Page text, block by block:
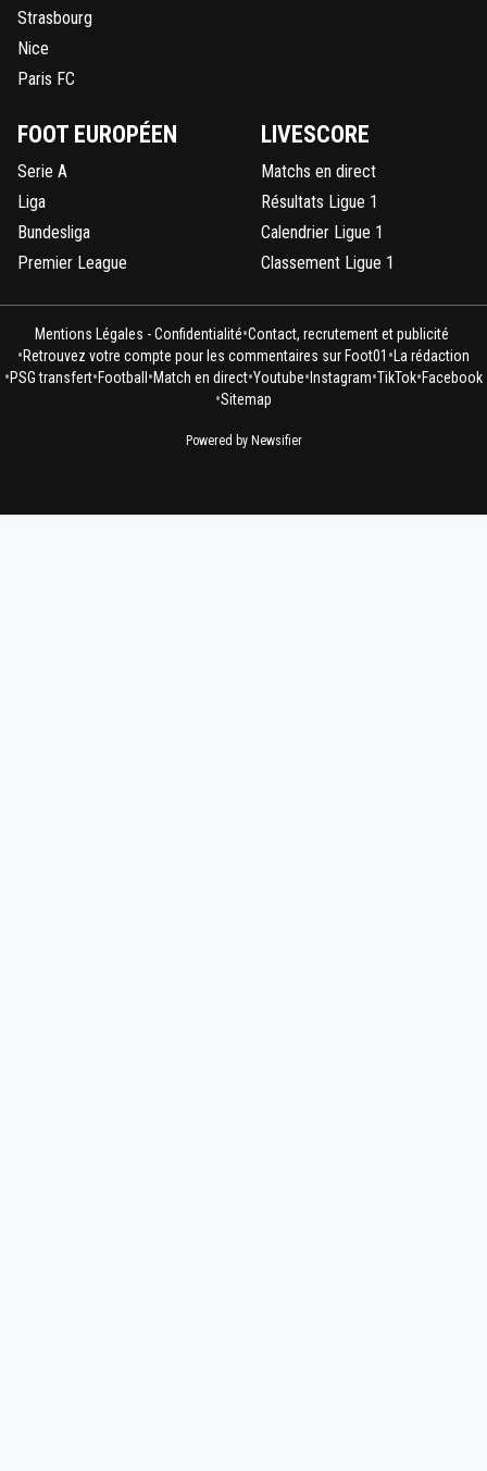
Strasbourg
Nice
Paris FC
FOOT EUROPÉEN
Serie A
Liga
Bundesliga
Premier League
LIVESCORE
Matchs en direct
Résultats Ligue 1
Calendrier Ligue 1
Classement Ligue 1
Mentions Légales - Confidentialité•Contact, recrutement et publicité
•Retrouvez votre compte pour les commentaires sur Foot01 • La rédaction
•PSG transfert•Football •Match en direct•Youtube• Instagram•TikTok•Facebook
•Sitemap
Powered by Newsifier